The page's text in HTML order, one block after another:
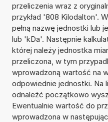
przeliczenia wraz z
przykład '808 Kilodalton'.
pełną nazwę jednostki lub
lub 'kDa'. Następnie
której należy jednostka
przeliczona, w tym
wprowadzoną wartość na
odpowiednie jednostki. Na
odnaleźć początkowo
Ewentualnie wartość do
wprowadzona w